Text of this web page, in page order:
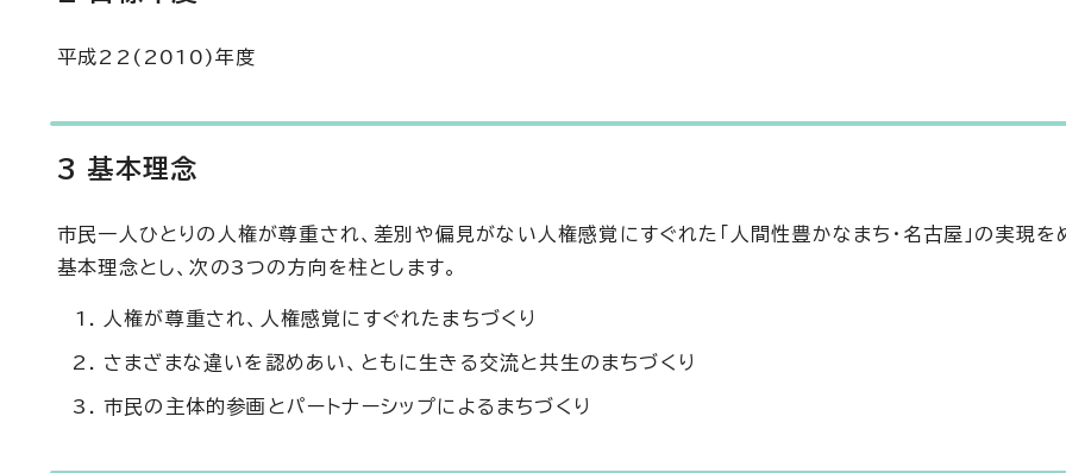
平成22(2010)年度
3 基本理念
市民一人ひとりの人権が尊重され、差別や偏見がない人権感覚にすぐれた「人間性豊かなまち・名古屋」の実現を
基本理念とし、次の3つの方向を柱とします。
人権が尊重され、人権感覚にすぐれたまちづくり
さまざまな違いを認めあい、ともに生きる交流と共生のまちづくり
市民の主体的参画とパートナーシップによるまちづくり